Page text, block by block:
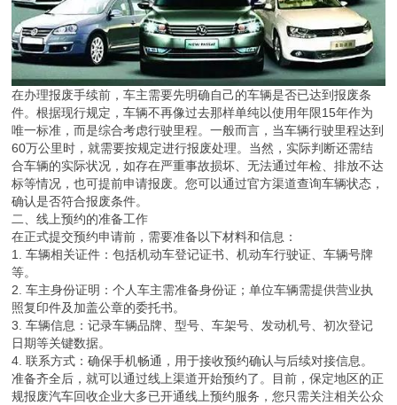
在办理报废手续前，车主需要先明确自己的车辆是否已达到报废条
件。根据现行规定，车辆不再像过去那样单纯以使用年限15年作为
唯一标准，而是综合考虑行驶里程。一般而言，当车辆行驶里程达到
60万公里时，就需要按规定进行报废处理。当然，实际判断还需结
合车辆的实际状况，如存在严重事故损坏、无法通过年检、排放不达
标等情况，也可提前申请报废。您可以通过官方渠道查询车辆状态，
确认是否符合报废条件。
二、线上预约的准备工作
在正式提交预约申请前，需要准备以下材料和信息：
1. 车辆相关证件：包括机动车登记证书、机动车行驶证、车辆号牌
等。
2. 车主身份证明：个人车主需准备身份证；单位车辆需提供营业执
照复印件及加盖公章的委托书。
3. 车辆信息：记录车辆品牌、型号、车架号、发动机号、初次登记
日期等关键数据。
4. 联系方式：确保手机畅通，用于接收预约确认与后续对接信息。
准备齐全后，就可以通过线上渠道开始预约了。目前，保定地区的正
规报废汽车回收企业大多已开通线上预约服务，您只需关注相关公众